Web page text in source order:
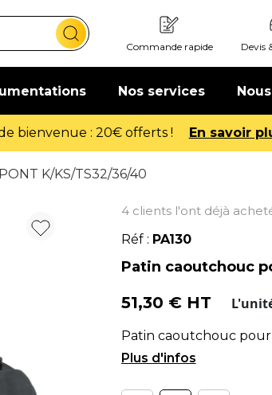
Commande rapide Devis
Nos services
20€ offerts ! En savoir plus
K/KS/TS32/36/40
4 clients l'ont déjà
Réf : PA130
Patin caoutchouc
51,30 € HT
Patin caoutchouc
K/KS/TS32/36/40. -